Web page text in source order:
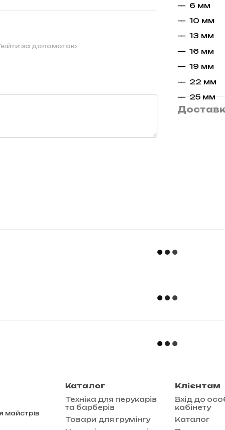
за допомогою
6 мм
10 мм
13 мм
16 мм
19 мм
22 мм
25 мм
майстрів
Каталог
Техніка для перукарів
та барберів
Товари для грумінгу
Клієнтам
Вхід до
кабінету
Каталог